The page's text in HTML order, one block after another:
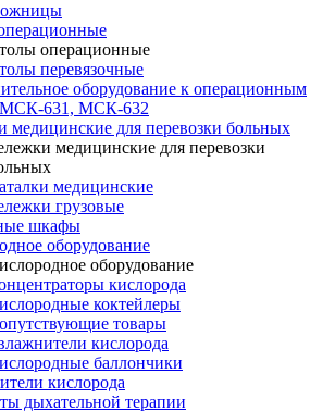
операционные
перевязочные
оборудование к операционным
МСК-631, МСК-632
медицинские для перевозки больных
медицинские для перевозки
медицинские
грузовые
шкафы
оборудование
оборудование
кислорода
коктейлеры
товары
кислорода
баллончики
кислорода
дыхательной терапии